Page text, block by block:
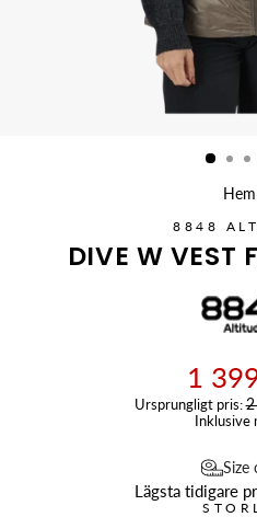
Hem
8848
DIVE W VEST
1
Ursprungligt pris:2
Inklusive
Size
Lägsta tidigare